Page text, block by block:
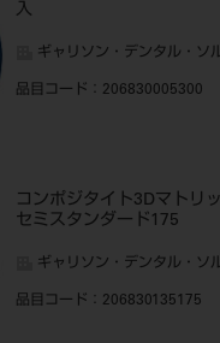
入
ギャリソン・デンタル・ソ
品目コード ：206830005300
コンポジタイト3Dマトリ
セミスタンダード175
ギャリソン・デンタル・ソ
品目コード ：206830135175